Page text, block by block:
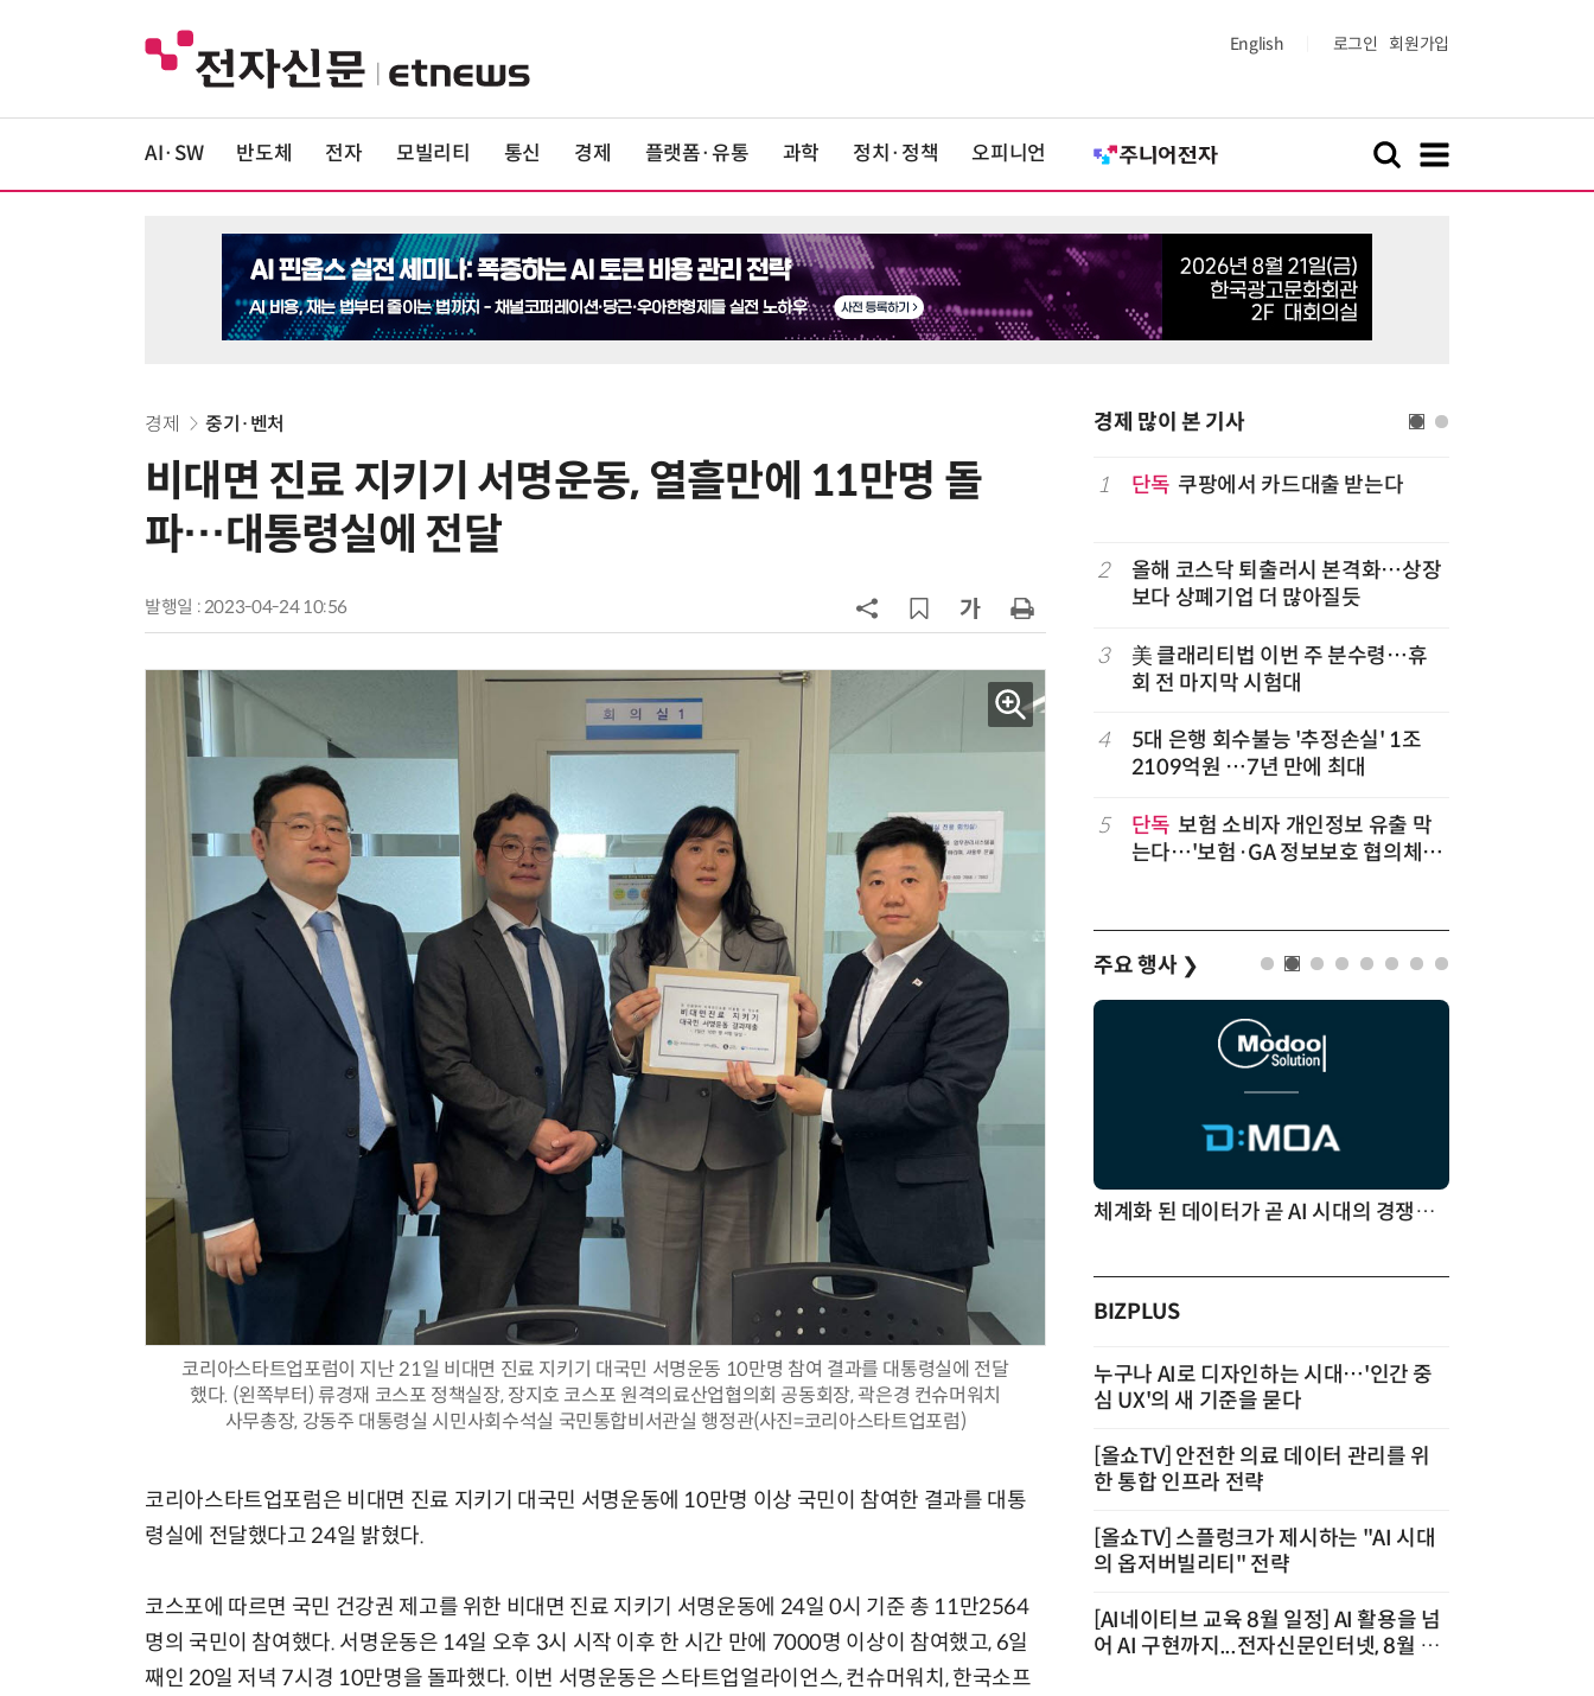
English 로그인 회원가입
AI·SW 반도체 전자 모빌리티 통신 경제 플랫폼·유통 과학 정치·정책 오피니언
경제 중기·벤처
비대면 진료 지키기 서명운동, 열흘만에 11만명 돌
파…대통령실에 전달
발행일 : 2023-04-24 10:56
코리아스타트업포럼이 지난 21일 비대면 진료 지키기 대국민 서명운동 10만명 참여 결과를 대통령실에 전달
했다. (왼쪽부터) 류경재 코스포 정책실장, 장지호 코스포 원격의료산업협의회 공동회장, 곽은경 컨슈머워치
사무총장, 강동주 대통령실 시민사회수석실 국민통합비서관실 행정관(사진=코리아스타트업포럼)
코리아스타트업포럼은 비대면 진료 지키기 대국민 서명운동에 10만명 이상 국민이 참여한 결과를 대통
령실에 전달했다고 24일 밝혔다.
코스포에 따르면 국민 건강권 제고를 위한 비대면 진료 지키기 서명운동에 24일 0시 기준 총 11만2564
명의 국민이 참여했다. 서명운동은 14일 오후 3시 시작 이후 한 시간 만에 7000명 이상이 참여했고, 6일
째인 20일 저녁 7시경 10만명을 돌파했다. 이번 서명운동은 스타트업얼라이언스, 컨슈머워치, 한국소프
경제 많이 본 기사
6
보험설계사, 1200%룰 확대 앞두고
서 TV·모니터 '大戰'
전자, 美 B2B 구독 시동
LG 엑사원, 中企 제조현장 '전파'…
대기업과 협력사 AI 상생 시동
10
“상장폐지 막아라”…중소 가전 기업,
주가 부양 '총력전'
1 단독 쿠팡에서 카드대출 받는다
2
올해 코스닥 퇴출러시 본격화…상장
보다 상폐기업 더 많아질듯
3
美 클래리티법 이번 주 분수령…휴
회 전 마지막 시험대
4
5대 은행 회수불능 '추정손실' 1조
2109억원 …7년 만에 최대
5 단독 보험 소비자 개인정보 유출 막
는다…'보험·GA 정보보호 협의체'
주요 행사 ❯
체계화 된 데이터가 곧 AI 시대의 경쟁력이다
BIZPLUS
누구나 AI로 디자인하는 시대…'인간 중
심 UX'의 새 기준을 묻다
[올쇼TV] 안전한 의료 데이터 관리를 위
한 통합 인프라 전략
[올쇼TV] 스플렁크가 제시하는 "AI 시대
의 옵저버빌리티" 전략
[AI네이티브 교육 8월 일정] AI 활용을 넘
어 AI 구현까지...전자신문인터넷, 8월 실